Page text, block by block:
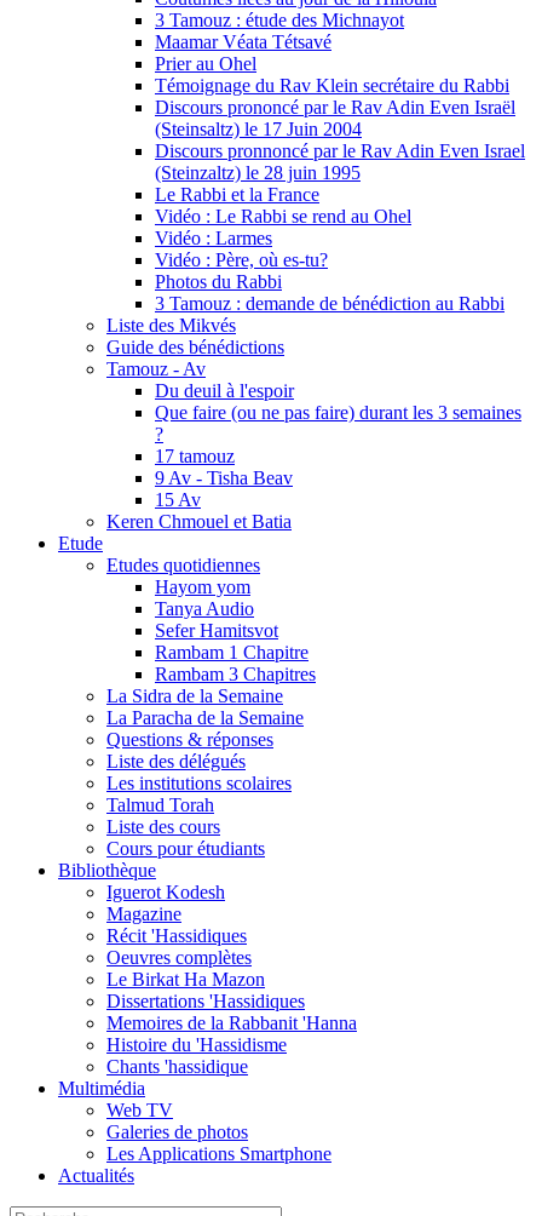
3 Tamouz : étude des Michnayot
Maamar Véata Tétsavé
Prier au Ohel
Témoignage du Rav Klein secrétaire du Rabbi
Discours prononcé par le Rav Adin Even Israël
(Steinsaltz) le 17 Juin 2004
Discours pronnoncé par le Rav Adin Even Israel
(Steinzaltz) le 28 juin 1995
Le Rabbi et la France
Vidéo : Le Rabbi se rend au Ohel
Vidéo : Larmes
Vidéo : Père, où es-tu?
Photos du Rabbi
3 Tamouz : demande de bénédiction au Rabbi
Liste des Mikvés
Guide des bénédictions
Tamouz - Av
Du deuil à l'espoir
Que faire (ou ne pas faire) durant les 3 semaines
?
17 tamouz
9 Av - Tisha Beav
15 Av
Keren Chmouel et Batia
Etude
Etudes quotidiennes
Hayom yom
Tanya Audio
Sefer Hamitsvot
Rambam 1 Chapitre
Rambam 3 Chapitres
La Sidra de la Semaine
La Paracha de la Semaine
Questions & réponses
Liste des délégués
Les institutions scolaires
Talmud Torah
Liste des cours
Cours pour étudiants
Bibliothèque
Iguerot Kodesh
Magazine
Récit 'Hassidiques
Oeuvres complètes
Le Birkat Ha Mazon
Dissertations 'Hassidiques
Memoires de la Rabbanit 'Hanna
Histoire du 'Hassidisme
Chants 'hassidique
Multimédia
Web TV
Galeries de photos
Les Applications Smartphone
Actualités